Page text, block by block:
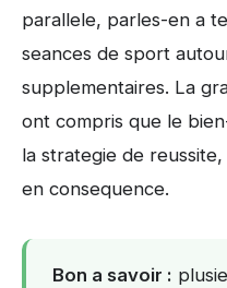
parallele, parles-en a
seances de sport
supplementaires. La
ont compris que le
la strategie de
en consequence.
Bon a savoir :